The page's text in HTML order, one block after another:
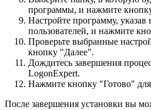
программы, и нажмите
Настройте программу, указав
пользователей, и нажмите
Проверьте выбранные
кнопку "Далее".
Дождитесь завершения
LogonExpert.
Нажмите кнопку "Готово"
После завершения установки вы